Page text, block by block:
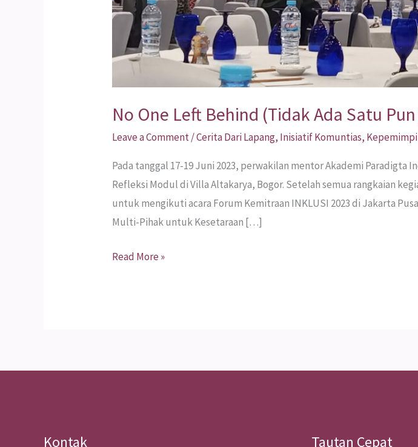
No One Left Behind (Tidak Ada Satu
Leave a Comment/Cerita Dari Lapang, Inisiatif Komuntias,
Pada tanggal 17-19 Juni 2023, perwakilan mentor Akademi
Refleksi Modul di Villa Altakarya, Bogor. Setelah semua rangkaian
untuk mengikuti acara Forum Kemitraan INKLUSI 2023 di Jakarta
Multi-Pihak untuk Kesetaraan […]
Read More »
Kontak Tautan Cepat